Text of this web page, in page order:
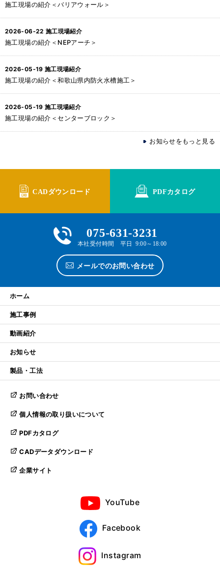
施工現場の紹介＜バリアウォール＞
2026-06-22 施工現場紹介
施工現場の紹介＜NEPアーチ＞
2026-05-19 施工現場紹介
施工現場の紹介＜和歌山県内防火水槽施工＞
2026-05-19 施工現場紹介
施工現場の紹介＜センターブロック＞
お知らせをもっと見る
CADダウンロード PDFカタログ
075-631-3231
本社受付時間 平日 9:00～18:00
メールでのお問い合わせ
ホーム
施工事例
動画紹介
お知らせ
製品・工法
お問い合わせ
個人情報の取り扱いについて
PDFカタログ
CADデータダウンロード
企業サイト
YouTube
Facebook
Instagram